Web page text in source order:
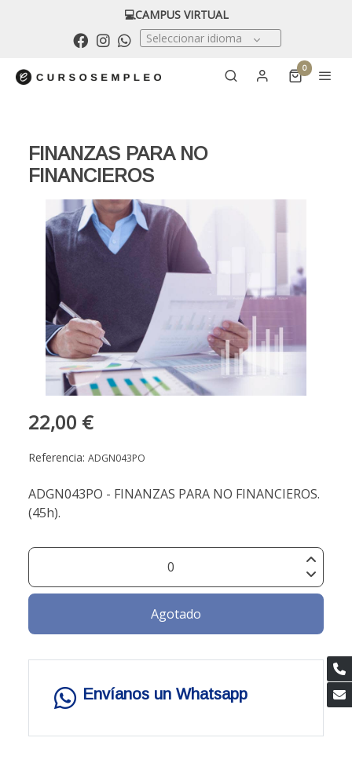
💻CAMPUS VIRTUAL
Seleccionar idioma
0
FINANZAS PARA NO
FINANCIEROS
22,00 €
Referencia: ADGN043PO
ADGN043PO - FINANZAS PARA NO FINANCIEROS.
(45h).
Agotado
Envíanos un Whatsapp